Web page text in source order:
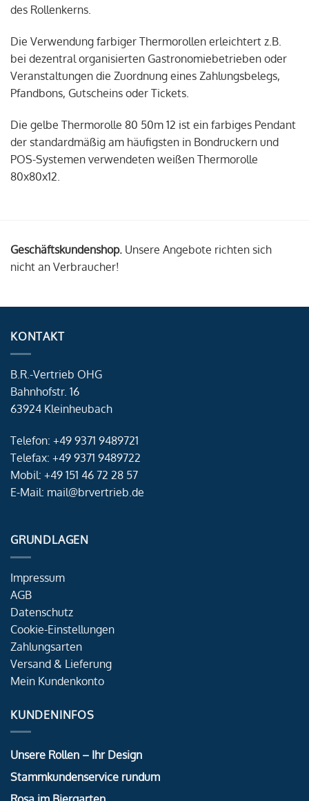
des Rollenkerns.
Die Verwendung farbiger Thermorollen erleichtert z.B.
bei dezentral organisierten Gastronomiebetrieben oder
Veranstaltungen die Zuordnung eines Zahlungsbelegs,
Pfandbons, Gutscheins oder Tickets.
Die gelbe Thermorolle 80 50m 12 ist ein farbiges Pendant
der standardmäßig am häufigsten in Bondruckern und
POS-Systemen verwendeten weißen Thermorolle
80x80x12.
Geschäftskundenshop. Unsere Angebote richten sich
nicht an Verbraucher!
KONTAKT
B.R.-Vertrieb OHG
Bahnhofstr. 16
63924 Kleinheubach
Telefon: +49 9371 9489721
Telefax: +49 9371 9489722
Mobil: +49 151 46 72 28 57
E-Mail: mail@brvertrieb.de
GRUNDLAGEN
Impressum
AGB
Datenschutz
Cookie-Einstellungen
Zahlungsarten
Versand & Lieferung
Mein Kundenkonto
KUNDENINFOS
Unsere Rollen – Ihr Design
Stammkundenservice rundum